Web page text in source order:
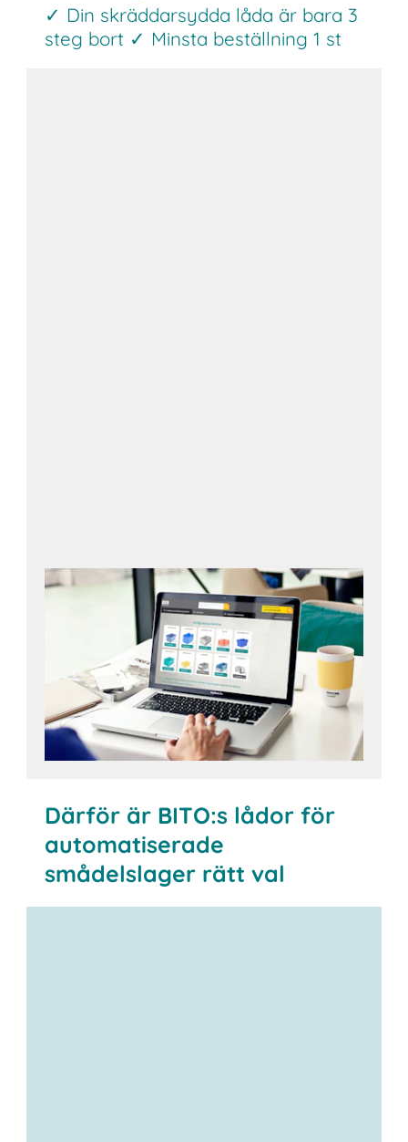
✓ Din skräddarsydda låda är bara 3
steg bort ✓ Minsta beställning 1 st
Öppna konfiguratorn
Därför är BITO:s lådor för
automatiserade
smådelslager rätt val